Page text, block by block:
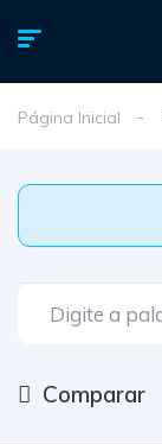
Página Inicial
Comparar